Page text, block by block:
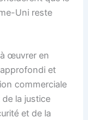
Uni reste
œuvrer en
et
commerciale
la justice
et de la